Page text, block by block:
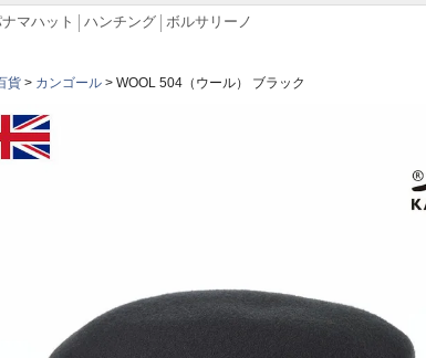
ナマハット ハンチング ボルサリーノ
貨 カンゴール WOOL 504（ウール） ブラック